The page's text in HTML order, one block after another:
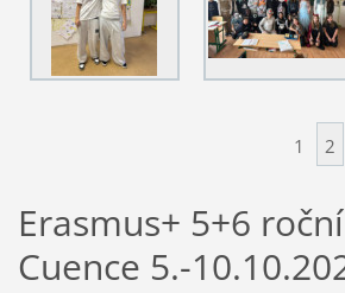
1 2
Erasmus+ 5+6
Cuence 5.-